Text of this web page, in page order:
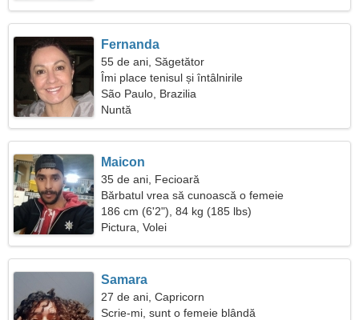
Fernanda
55 de ani, Săgetător
Îmi place tenisul și întâlnirile
São Paulo, Brazilia
Nuntă
Maicon
35 de ani, Fecioară
Bărbatul vrea să cunoască o femeie
186 cm (6'2"), 84 kg (185 lbs)
Pictura, Volei
Samara
27 de ani, Capricorn
Scrie-mi, sunt o femeie blândă